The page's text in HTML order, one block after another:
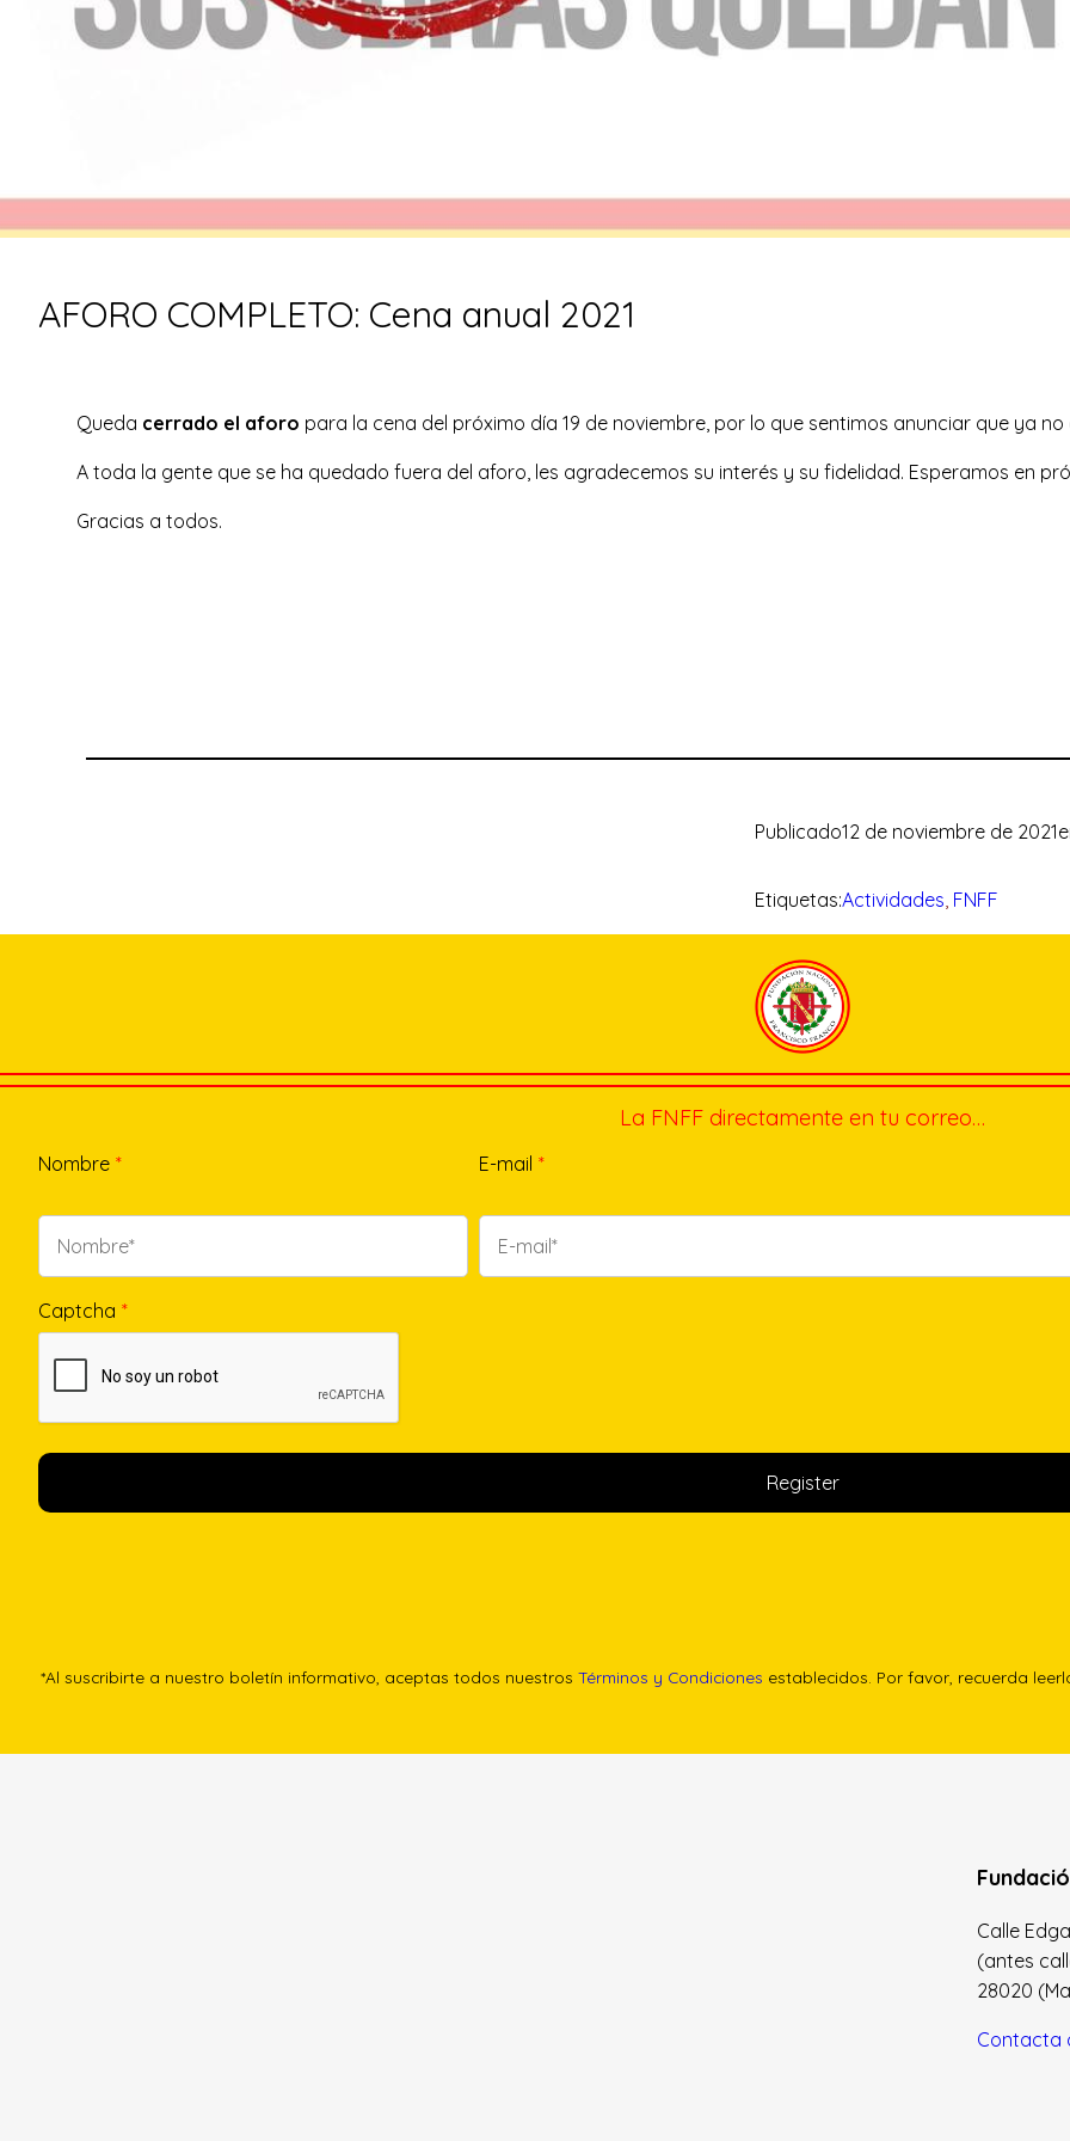
AFORO COMPLETO: Cena anual 2021
Queda cerrado el aforo para la cena del próximo día 19 de noviembre, por lo que sentimos anunciar que ya
A toda la gente que se ha quedado fuera del aforo, les agradecemos su interés y su fidelidad. Esperamos en
Gracias a todos.
Publicado12 de noviembre de 2021
Etiquetas:Actividades, FNFF
La FNFF directamente en tu correo…
Nombre * E-mail *
Captcha *
*Al suscribirte a nuestro boletín informativo, aceptas todos nuestros Términos y Condiciones establecidos. Por favor, recuerda
Calle
(antes
28020
Contacta